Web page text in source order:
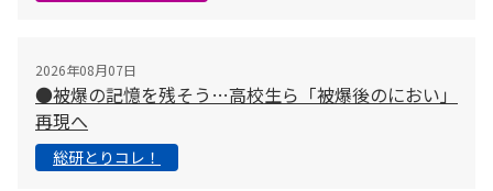
2026年08月07日
●被爆の記憶を残そう…高校生ら「被爆後のにおい」
再現へ
総研とりコレ！